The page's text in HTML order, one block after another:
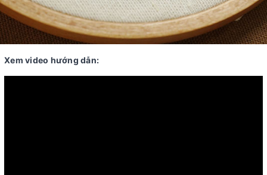
Xem video hướng dẫn: